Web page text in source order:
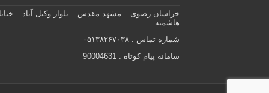
خراسان رضوی – مشهد مقدس – بلوار وکیل آباد –
هاشمیه
شماره تماس : ۰۵۱۳۸۲۶۷۰۳۸
سامانه پیام کوتاه : 90004631